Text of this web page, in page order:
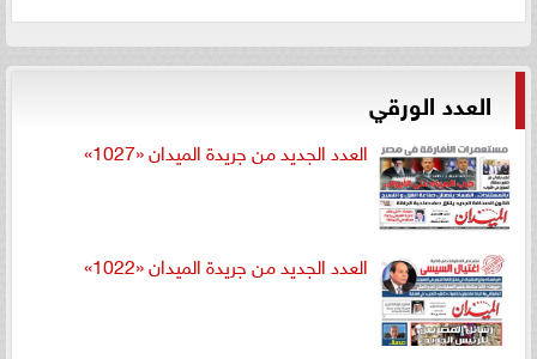
العدد الورقي
العدد الجديد من جريدة الميدان «1027»
العدد الجديد من جريدة الميدان «1022»